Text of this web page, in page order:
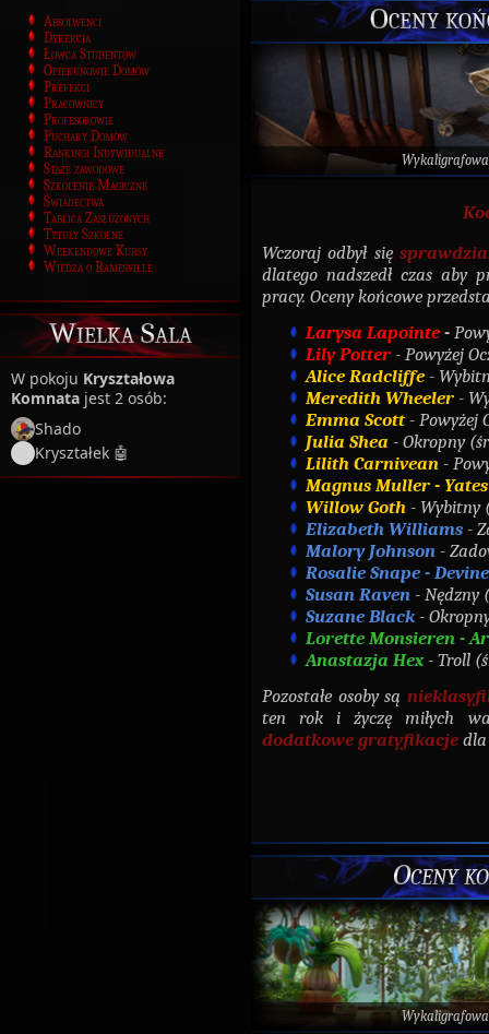
Absolwenci
Dyrekcja
Łowca Studentów
Opiekunowie Domów
Prefekci
Pracownicy
Profesorowie
Puchary Domów
Rankingi Indywidualne
Staże zawodowe
Szkolenie Magiczne
Świadectwa
Tablica Zasłużonych
Tytuły Szkolne
Weekendowe Kursy
Wiedza o Ramesville
Wielka Sala
W pokoju Kryształowa
Komnata jest 2 osób:
Shado
Kryształek 🤖
Oceny
Wczoraj odbył się
dlatego nadszedł czas aby
pracy. Oceny końcowe
Larysa Lapointe-
Lily Potter - Powyżej
Alice Radcliffe -
Meredith Wheeler -
Emma Scott - Powyżej
Julia Shea - Okropny
Lilith Carnivean -
Magnus Muller - Yates
Willow Goth - Wybitny
Elizabeth Williams -
Malory Johnson -
Rosalie Snape - Devine
Susan Raven - Nędzny
Suzane Black -
Lorette Monsieren -
Anastazja Hex - Troll
Pozostałe osoby są
ten rok i życzę miłych
dodatkowe gratyfikacje
Oceny